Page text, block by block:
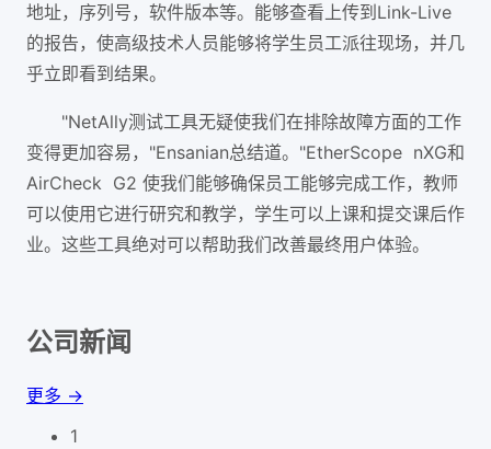
地址，序列号，软件版本等。能够查看上传到Link-Live
的报告，使高级技术人员能够将学生员工派往现场，并几
乎立即看到结果。
"NetAlly测试工具无疑使我们在排除故障方面的工作
变得更加容易，"Ensanian总结道。"EtherScope nXG和
AirCheck G2 使我们能够确保员工能够完成工作，教师
可以使用它进行研究和教学，学生可以上课和提交课后作
业。这些工具绝对可以帮助我们改善最终用户体验。
公司新闻
更多 →
1